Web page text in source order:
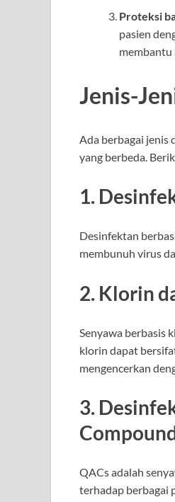
Proteksi
pasien
membantu
Jenis-
Ada berbagai jenis
yang berbeda.
1.
Desinfektan
membunuh virus
2. Klorin
Senyawa berbasis
klorin dapat
mengencerkan
3.
QACs adalah
terhadap berbagai